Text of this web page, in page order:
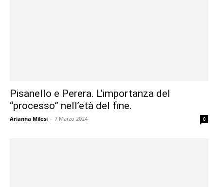
Pisanello e Perera. L’importanza del
“processo” nell’età del fine.
Arianna Milesi - 7 Marzo 2024 0